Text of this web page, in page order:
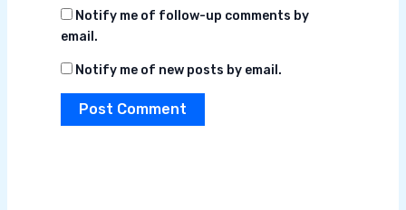
Notify me of follow-up comments by
email.
Notify me of new posts by email.